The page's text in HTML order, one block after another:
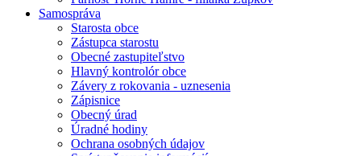
Samospráva
Starosta obce
Zástupca starostu
Obecné zastupiteľstvo
Hlavný kontrolór obce
Závery z rokovania - uznesenia
Zápisnice
Obecný úrad
Úradné hodiny
Ochrana osobných údajov